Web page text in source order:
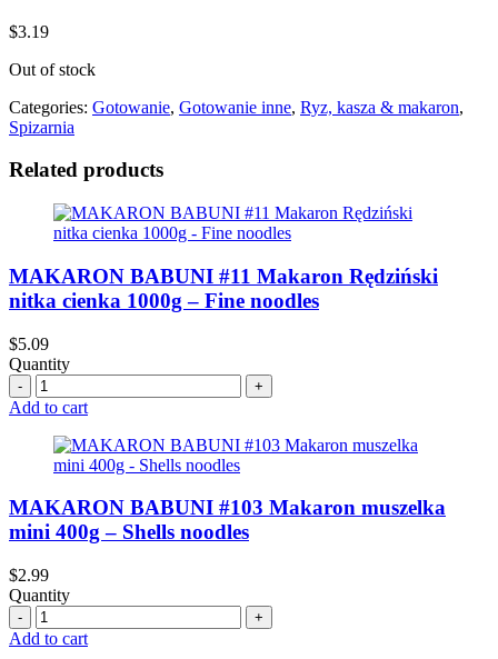
$3.19
Out of stock
Categories: Gotowanie, Gotowanie inne, Ryz, kasza & makaron,
Spizarnia
Related products
MAKARON BABUNI #11 Makaron Rędziński
nitka cienka 1000g – Fine noodles
$5.09
Quantity
Quantity
Add to cart
MAKARON BABUNI #103 Makaron muszelka
mini 400g – Shells noodles
$2.99
Quantity
Quantity
Add to cart